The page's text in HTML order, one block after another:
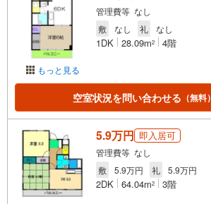
もっと見る
管理費等 なし
敷
なし 礼 なし
1DK 28.09m2 4階
空室状況を問い合わせる （無料）
5.9万円 即入居可
管理費等 なし
敷
5.9万円 礼 5.9万円
2DK 64.04m2 3階